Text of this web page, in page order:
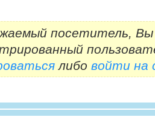
посетитель, Вы
либо войти на